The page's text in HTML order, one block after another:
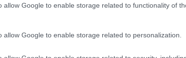
allow Google to enable storage related to functionality of
allow Google to enable storage related to personalization.